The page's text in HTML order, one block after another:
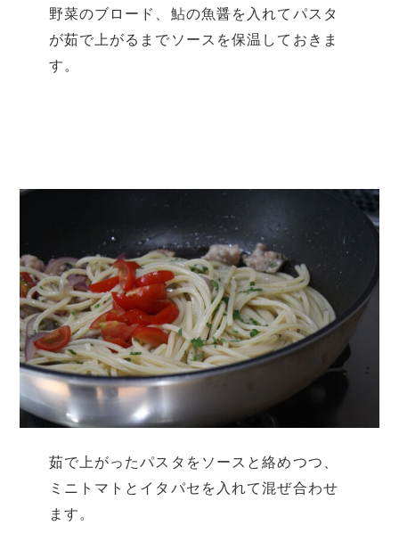
野菜のブロード、鮎の魚醤を入れてパスタ
が茹で上がるまでソースを保温しておきま
す。
茹で上がったパスタをソースと絡めつつ、
ミニトマトとイタパセを入れて混ぜ合わせ
ます。